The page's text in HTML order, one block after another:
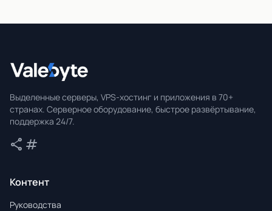
Выделенные серверы, VPS-хостинг и приложения в 70+
странах. Серверное оборудование, быстрое развёртывание,
поддержка 24/7.
share Поделиться
tag
Контент
Руководства